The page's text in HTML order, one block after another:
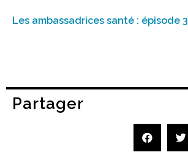
Les ambassadrices santé : épisode 3
Partager